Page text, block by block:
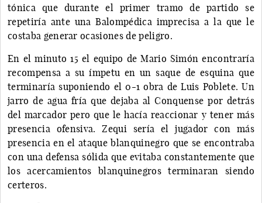
tónica que durante el primer tramo de partido se
repetiría ante una Balompédica imprecisa a la que le
costaba generar ocasiones de peligro.
En el minuto 15 el equipo de Mario Simón encontraría
recompensa a su ímpetu en un saque de esquina que
terminaría suponiendo el 0-1 obra de Luis Poblete. Un
jarro de agua fría que dejaba al Conquense por detrás
del marcador pero que le hacía reaccionar y tener más
presencia ofensiva. Zequi sería el jugador con más
presencia en el ataque blanquinegro que se encontraba
con una defensa sólida que evitaba constantemente que
los acercamientos blanquinegros terminaran siendo
certeros.